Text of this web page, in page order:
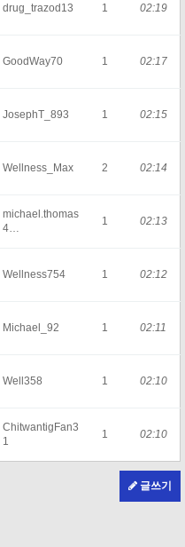
drug_trazod13 1 02:19
GoodWay70 1 02:17
JosephT_893 1 02:15
Wellness_Max 2 02:14
michael.thomas
4…
1 02:13
Wellness754 1 02:12
Michael_92 1 02:11
Well358 1 02:10
ChitwantigFan3
1
1 02:10
글쓰기